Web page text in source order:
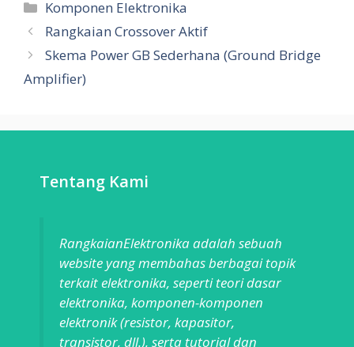
Categories
Komponen Elektronika
Rangkaian Crossover Aktif
Skema Power GB Sederhana (Ground Bridge
Amplifier)
Tentang Kami
RangkaianElektronika adalah sebuah
website yang membahas berbagai topik
terkait elektronika, seperti teori dasar
elektronika, komponen-komponen
elektronik (resistor, kapasitor,
transistor, dll.), serta tutorial dan